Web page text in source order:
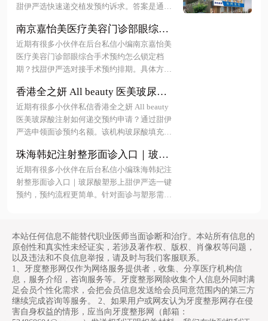
确定手术时间。更多详细介绍尽在文中！
格避坑指南！
甜伊严选快速递交植发预约诉求。答案是通过
87712345 电话预约面诊，也可前往金牛区营门
口路 54 号现场挂号。发际线种植 6800 元起，
眉毛种植 4999 元起。下面随小编一起来看看更
多详细介绍~
南京嘉怡美医疗美容门诊部眼综合
手术预约怎么锁定档期？找甜伊严
选对接手术预约排期，快速占位焦
烨医生面诊名额！
近期有很多小伙伴在后台私信小编南京嘉怡美
医疗美容门诊部眼综合手术预约怎么锁定档
期？找甜伊严选对接手术预约排期。具体方式
体检并直接锁定手术日期，也可通过微信或电
话提前预约焦烨医生面诊以安排排期。更多详
细介绍尽在文中！
香港全之妍 All beauty 医美玻尿酸
注射如何递交预约申请？通过甜伊
严选申领面诊预约名额，一键锁定
名医档期+查真实报价更安心！
近期有很多小伙伴私信香港全之妍 All beauty
医美玻尿酸注射如何递交预约申请？通过甜伊
严选申领面诊预约名额。该机构玻尿酸填充参
0 至 6000 元。用户可通过添加专属微信、下载
美卫士 APP 或拨打热线提交资料，由顾问确认
档期并完成锁定。更多详细介绍尽在文中！
珠海韩妃注射整形面诊入口｜玻尿
酸塑形上甜伊严选一键预约，预约
流程更简单？效果自然，查价格更
透明！
近期有很多小伙伴在后台私信小编珠海韩妃注
射整形面诊入口｜玻尿酸塑形上甜伊严选一键
预约，预约流程更简单。针对面诊与塑形需
成玻尿酸注射方案定制与排期，无需繁琐排
队。该渠道整合了正规机构资源，确保服务透
明高效。下面随小编一起来看看更多详细介绍~
本站任何信息不能替代职业医师当面诊断和治疗。本站所有信息的
原创性和真实性未经证实，若涉及著作权、版权、肖像权等问题，
以及违法和不良信息举报，请及时与我们客服联系。
1、牙度整形网仅作为网络服务提供者，收集、分享医疗机构信
息，服务介绍，咨询服务等。牙度整形网除收集个人信息外同时满
足会员个性化需求，会把会员信息发送给会员同意范围内的第三方
继续完成咨询等服务。 2、如果用户或网友认为牙度整形网存在侵
害自身权益的情形，应当向牙度整形网（邮箱：